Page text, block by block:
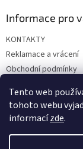
Tento web
tohoto webu
informacízde.
Informace pro
KONTAKTY
Reklamace a vrácení
Obchodní podmínky
Doprava a platba